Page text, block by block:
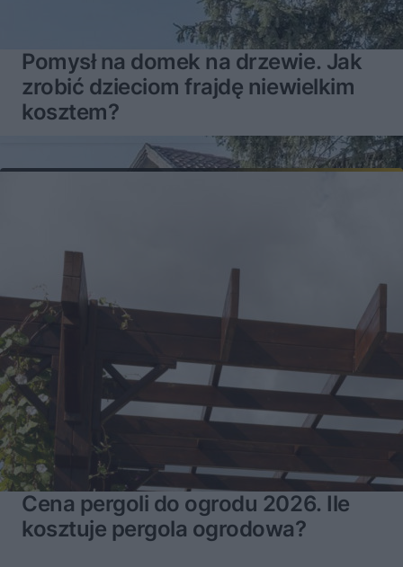
Pomysł na domek na drzewie. Jak
zrobić dzieciom frajdę niewielkim
kosztem?
Cena pergoli do ogrodu 2026. Ile
kosztuje pergola ogrodowa?